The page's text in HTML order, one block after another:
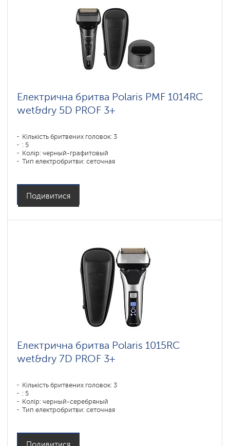
Електрична бритва Polaris PMF 1014RC
wet&dry 5D PROF 3+
Кількість бритвених головок: 3
: 5
Колір: черный-графитовый
Тип електробритви: сеточная
Час зарядки акумулятора: 1,5
Подивитися
Електрична бритва Polaris 1015RC
wet&dry 7D PROF 3+
Кількість бритвених головок: 3
: 5
Колір: черный-серебряный
Тип електробритви: сеточная
Час зарядки акумулятора: 1,5